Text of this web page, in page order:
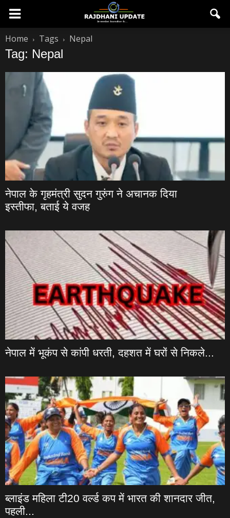
Home Tags Nepal
Tag: Nepal
नेपाल के गृहमंत्री सुदन गुरुंग ने अचानक दिया
इस्तीफा, बताई ये वजह
नेपाल में भूकंप से कांपी धरती, दहशत में घरों से निकले...
ब्लाइंड महिला टी20 वर्ल्ड कप में भारत की शानदार जीत,
पहली...